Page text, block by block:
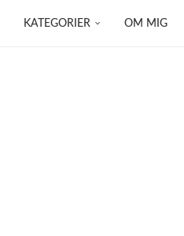
KATEGORIER OM MIG